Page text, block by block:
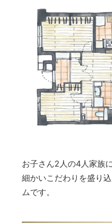
お子さん2人の4人家族
細かいこだわりを盛り
ムです。